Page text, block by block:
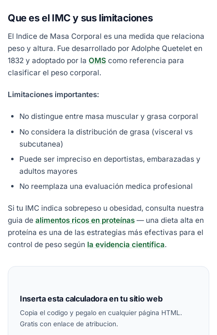
Que es el IMC y sus limitaciones
El Indice de Masa Corporal es una medida que relaciona
peso y altura. Fue desarrollado por Adolphe Quetelet en
1832 y adoptado por la OMS como referencia para
clasificar el peso corporal.
Limitaciones importantes:
No distingue entre masa muscular y grasa corporal
No considera la distribución de grasa (visceral vs
subcutanea)
Puede ser impreciso en deportistas, embarazadas y
adultos mayores
No reemplaza una evaluación medica profesional
Si tu IMC indica sobrepeso u obesidad, consulta nuestra
guia de alimentos ricos en proteínas — una dieta alta en
proteína es una de las estrategias más efectivas para el
control de peso según la evidencia científica.
Inserta esta calculadora en tu sitio web
Copia el codigo y pegalo en cualquier página HTML.
Gratis con enlace de atribucion.